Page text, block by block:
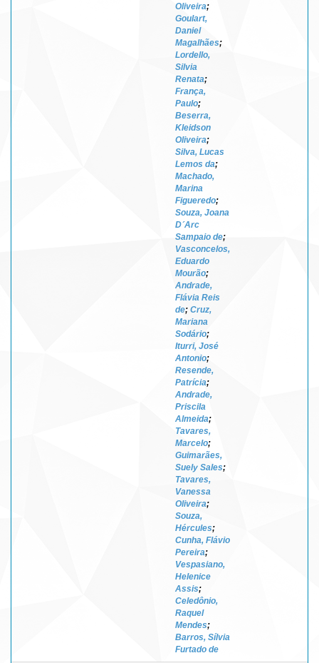
Oliveira;
Goulart,
Daniel
Magalhães;
Lordello,
Silvia
Renata;
França,
Paulo;
Beserra,
Kleidson
Oliveira;
Silva, Lucas
Lemos da;
Machado,
Marina
Figueredo;
Souza, Joana
D´Arc
Sampaio de;
Vasconcelos,
Eduardo
Mourão;
Andrade,
Flávia Reis
de; Cruz,
Mariana
Sodário;
Iturri, José
Antonio;
Resende,
Patrícia;
Andrade,
Priscila
Almeida;
Tavares,
Marcelo;
Guimarães,
Suely Sales;
Tavares,
Vanessa
Oliveira;
Souza,
Hércules;
Cunha, Flávio
Pereira;
Vespasiano,
Helenice
Assis;
Celedônio,
Raquel
Mendes;
Barros, Sílvia
Furtado de